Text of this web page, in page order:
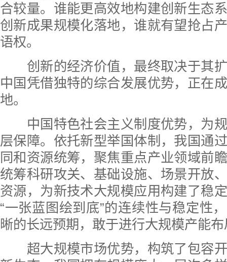
合较量。谁能更高效地构建创新生态
创新成果规模化落地，谁就有望抢占
语权。
创新的经济价值，最终取决于其扩
中国凭借独特的综合发展优势，正在
地。
中国特色社会主义制度优势，为规
层保障。依托新型举国体制，我国通
同和资源统筹，聚焦重点产业领域前
统筹科研攻关、基础设施、场景开放
资源，为新技术大规模应用构建了稳
“一张蓝图绘到底”的连续性与稳定性
晰的长远预期，敢于进行大规模产能
超大规模市场优势，构筑了包容开